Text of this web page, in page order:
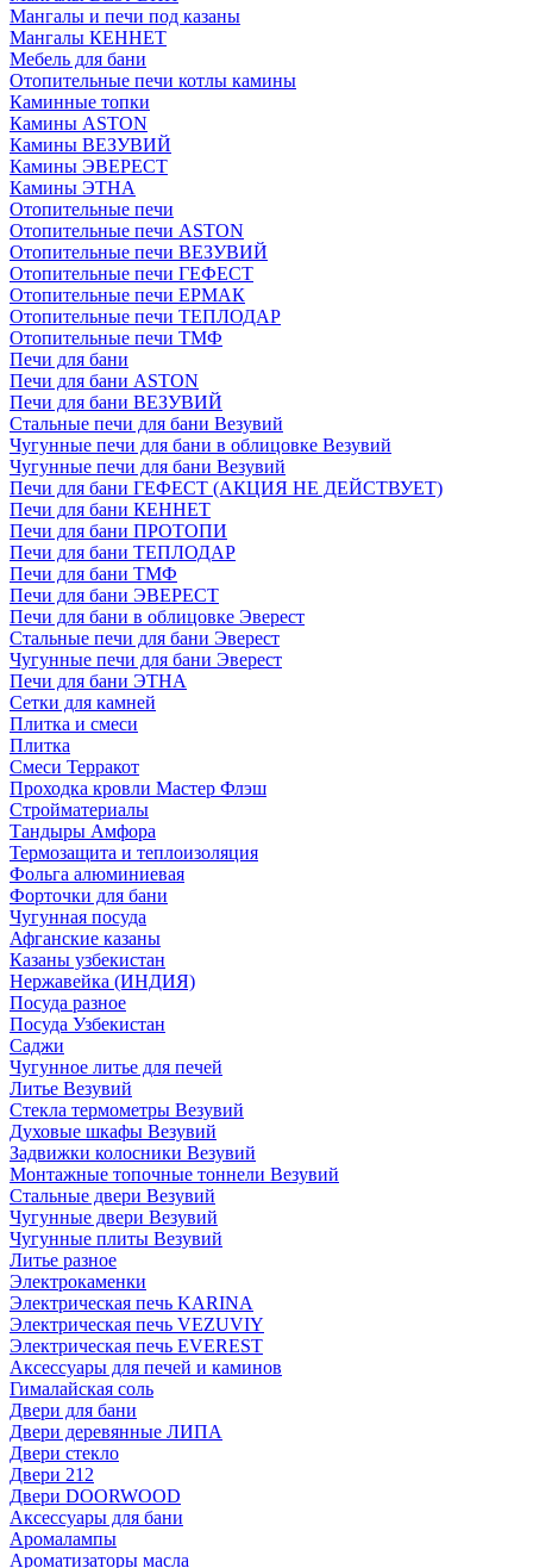
Мангалы и печи под казаны
Мангалы КЕННЕТ
Мебель для бани
Отопительные печи котлы камины
Каминные топки
Камины ASTON
Камины ВЕЗУВИЙ
Камины ЭВЕРЕСТ
Камины ЭТНА
Отопительные печи
Отопительные печи ASTON
Отопительные печи ВЕЗУВИЙ
Отопительные печи ГЕФЕСТ
Отопительные печи ЕРМАК
Отопительные печи ТЕПЛОДАР
Отопительные печи ТМФ
Печи для бани
Печи для бани ASTON
Печи для бани ВЕЗУВИЙ
Стальные печи для бани Везувий
Чугунные печи для бани в облицовке Везувий
Чугунные печи для бани Везувий
Печи для бани ГЕФЕСТ (АКЦИЯ НЕ ДЕЙСТВУЕТ)
Печи для бани КЕННЕТ
Печи для бани ПРОТОПИ
Печи для бани ТЕПЛОДАР
Печи для бани ТМФ
Печи для бани ЭВЕРЕСТ
Печи для бани в облицовке Эверест
Стальные печи для бани Эверест
Чугунные печи для бани Эверест
Печи для бани ЭТНА
Сетки для камней
Плитка и смеси
Плитка
Смеси Терракот
Проходка кровли Мастер Флэш
Стройматериалы
Тандыры Амфора
Термозащита и теплоизоляция
Фольга алюминиевая
Форточки для бани
Чугунная посуда
Афганские казаны
Казаны узбекистан
Нержавейка (ИНДИЯ)
Посуда разное
Посуда Узбекистан
Саджи
Чугунное литье для печей
Литье Везувий
Стекла термометры Везувий
Духовые шкафы Везувий
Задвижки колосники Везувий
Монтажные топочные тоннели Везувий
Стальные двери Везувий
Чугунные двери Везувий
Чугунные плиты Везувий
Литье разное
Электрокаменки
Электрическая печь KARINA
Электрическая печь VEZUVIY
Электрическая печь EVEREST
Аксессуары для печей и каминов
Гималайская соль
Двери для бани
Двери деревянные ЛИПА
Двери стекло
Двери 212
Двери DOORWOOD
Аксессуары для бани
Аромалампы
Ароматизаторы масла